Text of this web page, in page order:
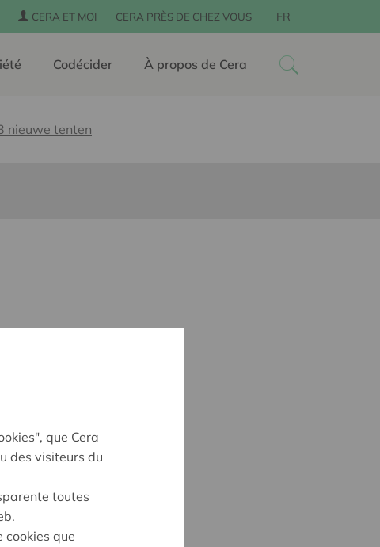
CERA ET MOI CERA PRÈS DE CHEZ VOUS FR
Codécider À propos de Cera
nieuwe tenten
que Cera
des visiteurs du
toutes
cookies que